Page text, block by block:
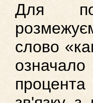
Для
слово